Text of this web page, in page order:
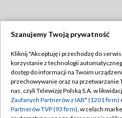
Abonament TVP
Emisja w TVP
Centrum informacji TVP
Polityka
Szanujemy Twoją prywatność
Kliknij "Akceptuję i przechodzę do
korzystanie z technologii
dostęp do informacji na Twoim
przechowywanie oraz na przetwarzanie
nas, czyli Telewizję Polską S.A. w
Zaufanych Partnerów z IAB* (1201 firm)
Partnerów TVP (93 firm), w celach